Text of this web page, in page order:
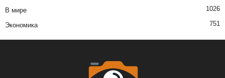
В мире 1026
Экономика 751